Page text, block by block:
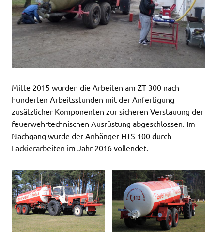
Mitte 2015 wurden die Arbeiten am ZT 300 nach
hunderten Arbeitsstunden mit der Anfertigung
zusätzlicher Komponenten zur sicheren Verstauung der
feuerwehrtechnischen Ausrüstung abgeschlossen. Im
Nachgang wurde der Anhänger HTS 100 durch
Lackierarbeiten im Jahr 2016 vollendet.